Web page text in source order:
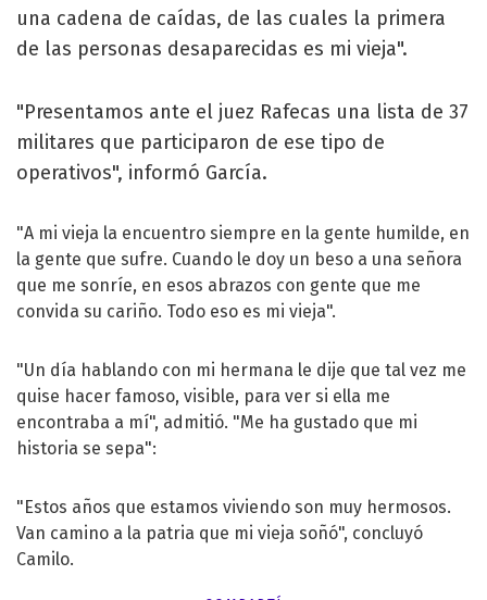
una cadena de caídas, de las cuales la primera
de las personas desaparecidas es mi vieja".
"Presentamos ante el juez Rafecas una lista de 37
militares que participaron de ese tipo de
operativos", informó García.
"A mi vieja la encuentro siempre en la gente humilde, en
la gente que sufre. Cuando le doy un beso a una señora
que me sonríe, en esos abrazos con gente que me
convida su cariño. Todo eso es mi vieja".
"Un día hablando con mi hermana le dije que tal vez me
quise hacer famoso, visible, para ver si ella me
encontraba a mí", admitió. "Me ha gustado que mi
historia se sepa":
"Estos años que estamos viviendo son muy hermosos.
Van camino a la patria que mi vieja soñó", concluyó
Camilo.